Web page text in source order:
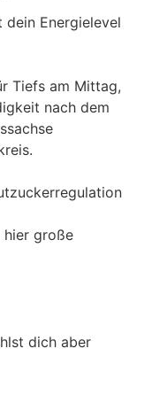
Energielevel
Tiefs am Mittag,
nach dem
hier große
dich aber